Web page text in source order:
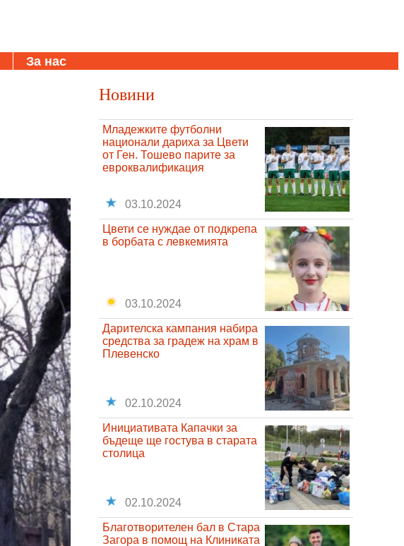
За нас
Новини
Младежките футболни
национали дариха за Цвети
от Ген. Тошево парите за
евроквалификация
03.10.2024
Цвети се нуждае от подкрепа
в борбата с левкемията
03.10.2024
Дарителска кампания набира
средства за градеж на храм в
Плевенско
02.10.2024
Инициативата Капачки за
бъдеще ще гостува в старата
столица
02.10.2024
Благотворителен бал в Стара
Загора в помощ на Клиниката